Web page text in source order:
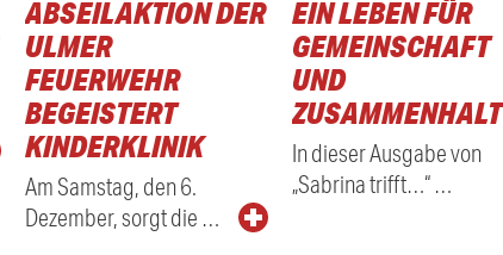
ABSEILAKTION DER
ULMER
FEUERWEHR
BEGEISTERT
KINDERKLINIK
Am Samstag, den 6.
Dezember, sorgt die …
EIN LEBEN FÜR
GEMEINSCHAFT
UND
ZUSAMMENHALT
In dieser Ausgabe von
„Sabrina trifft…“ …